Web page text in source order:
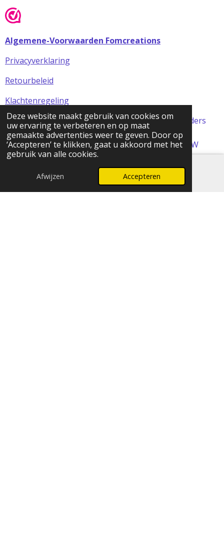
Deze website maakt gebruik van cookies om
uw ervaring te verbeteren en op maat
gemaakte advertenties weer te geven. Door op
‘Accepteren’ te klikken, gaat u akkoord met het
gebruik van alle cookies.
Afwijzen Accepteren
Algemene-Voorwaarden Fomcreations
Privacyverklaring
Retourbeleid
Klachtenregeling
Alle prijzen in de webshop zijn incl BTW (tenzij anders
aangegeven)
© 2024 FOMCreations, KvK Utrecht 70316023 . BTW
NL858256356B01
E-mailadres